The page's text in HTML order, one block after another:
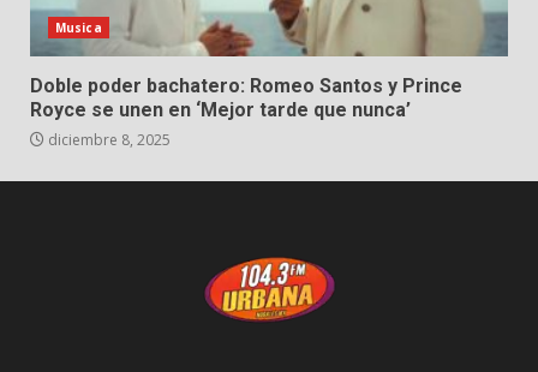
Musica
Doble poder bachatero: Romeo Santos y Prince
Royce se unen en ‘Mejor tarde que nunca’
diciembre 8, 2025